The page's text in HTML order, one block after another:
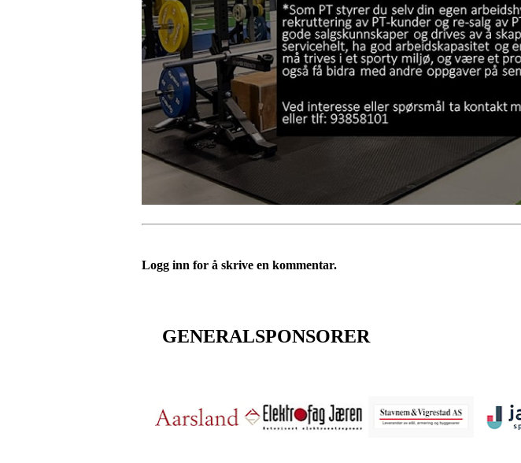
Logg inn for å skrive en kommentar.
GENERALSPONSORER